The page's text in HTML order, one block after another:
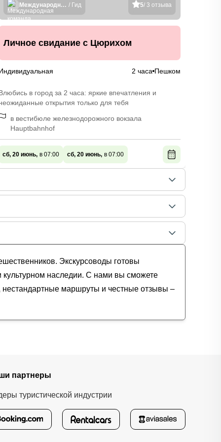
5/ 3 отзыва
Международная команда гидов / Гид
Личное свидание с Цюрихом
2 часа Пешком
в город за 2 часа: яркие впечатления и
открытия только для тебя
в вестибюле железнодорожного вокзала
Hauptbahnhof
сб, 20 июнь, в 07:00 сб, 20 июнь, в 07:00
Экскурсоводы готовы
культурном наследии. С нами вы сможете
нестандартные маршруты и честные отзывы –
партнеры
туристической индустрии